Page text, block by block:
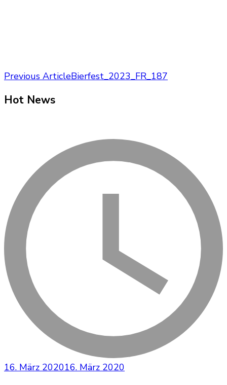
Post
Navigation
Previous ArticleBierfest_2023_FR_187
Hot News
16. März 202016. März 2020